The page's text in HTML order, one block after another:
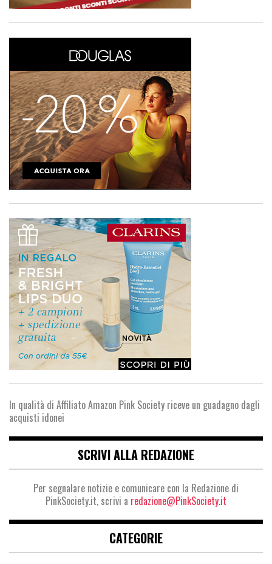
In qualità di Affiliato Amazon Pink Society riceve un guadagno dagli
acquisti idonei
SCRIVI ALLA REDAZIONE
Per segnalare notizie e comunicare con la Redazione di
PinkSociety.it, scrivi a redazione@PinkSociety.it
CATEGORIE